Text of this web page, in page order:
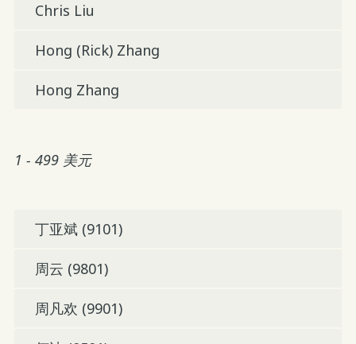
Chris Liu
Hong (Rick) Zhang
Hong Zhang
1 - 499 美元
丁亚斌 (9101)
周云 (9801)
周凡欢 (9901)